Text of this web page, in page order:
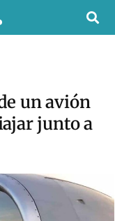
un avión
junto a